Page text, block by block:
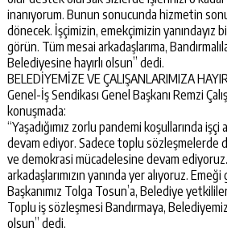
inanıyorum. Bunun sonucunda hizmetin
dönecek. İşçimizin, emekçimizin yanındayız
görün. Tüm mesai arkadaşlarıma,
Belediyesine hayırlı olsun” dedi.
BELEDİYEMİZE VE ÇALIŞANLARIMIZA
Genel-İş Sendikası Genel Başkanı Remzi
konuşmada:
“Yaşadığımız zorlu pandemi koşullarında işçi
devam ediyor. Sadece toplu sözleşmelerde
ve demokrasi mücadelesine devam ediyoruz.
arkadaşlarımızın yanında yer alıyoruz.
Başkanımız Tolga Tosun’a, Belediye
Toplu iş sözleşmesi Bandırmaya,
olsun” dedi.